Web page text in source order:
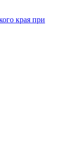
края при